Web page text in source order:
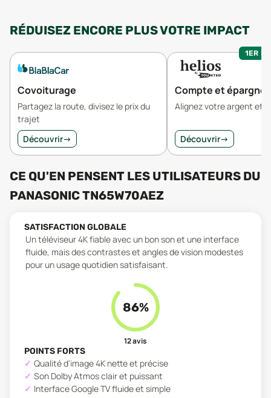
RÉDUISEZ ENCORE PLUS VOTRE IMPACT
Covoiturage
Partagez la route, divisez le prix du
trajet
Découvrir→
1ER
Compte et épargne
Alignez votre argent et
Découvrir→
CE QU'EN PENSENT LES UTILISATEURS DU
PANASONIC TN65W70AEZ
SATISFACTION GLOBALE
Un téléviseur 4K fiable avec un bon son et une interface
fluide, mais des contrastes et angles de vision modestes
pour un usage quotidien satisfaisant.
86%
12avis
POINTS FORTS
Qualité d'image 4K nette et précise
Son Dolby Atmos clair et puissant
Interface Google TV fluide et simple